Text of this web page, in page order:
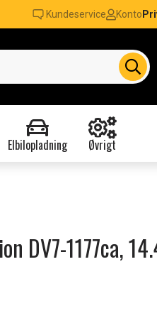
Kundeservice Konto
Elbilopladning Øvrigt
DV7-1177ca,